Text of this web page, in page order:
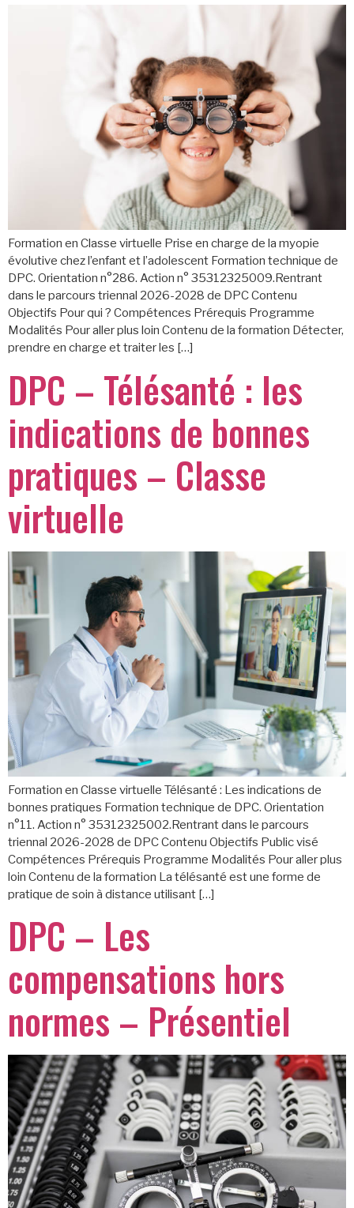
Formation en Classe virtuelle Prise en charge de la myopie
évolutive chez l’enfant et l’adolescent Formation technique de
DPC. Orientation n°286. Action n° 35312325009.Rentrant
dans le parcours triennal 2026-2028 de DPC Contenu
Objectifs Pour qui ? Compétences Prérequis Programme
Modalités Pour aller plus loin Contenu de la formation Détecter,
prendre en charge et traiter les […]
DPC – Télésanté : les
indications de bonnes
pratiques – Classe
virtuelle
Formation en Classe virtuelle Télésanté : Les indications de
bonnes pratiques Formation technique de DPC. Orientation
n°11. Action n° 35312325002.Rentrant dans le parcours
triennal 2026-2028 de DPC Contenu Objectifs Public visé
Compétences Prérequis Programme Modalités Pour aller plus
loin Contenu de la formation La télésanté est une forme de
pratique de soin à distance utilisant […]
DPC – Les
compensations hors
normes – Présentiel